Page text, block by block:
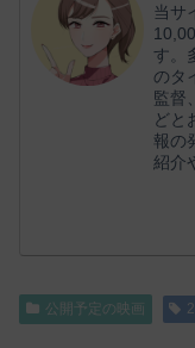
当サ
す。
のタ
監督
どと
報の
紹介
公開予定の映画